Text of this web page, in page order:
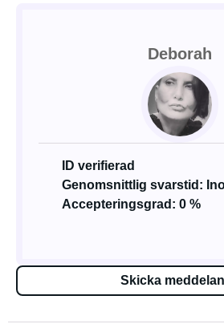
Deborah
ID verifierad
Genomsnittlig svarstid:
Accepteringsgrad: 0 %
Skicka